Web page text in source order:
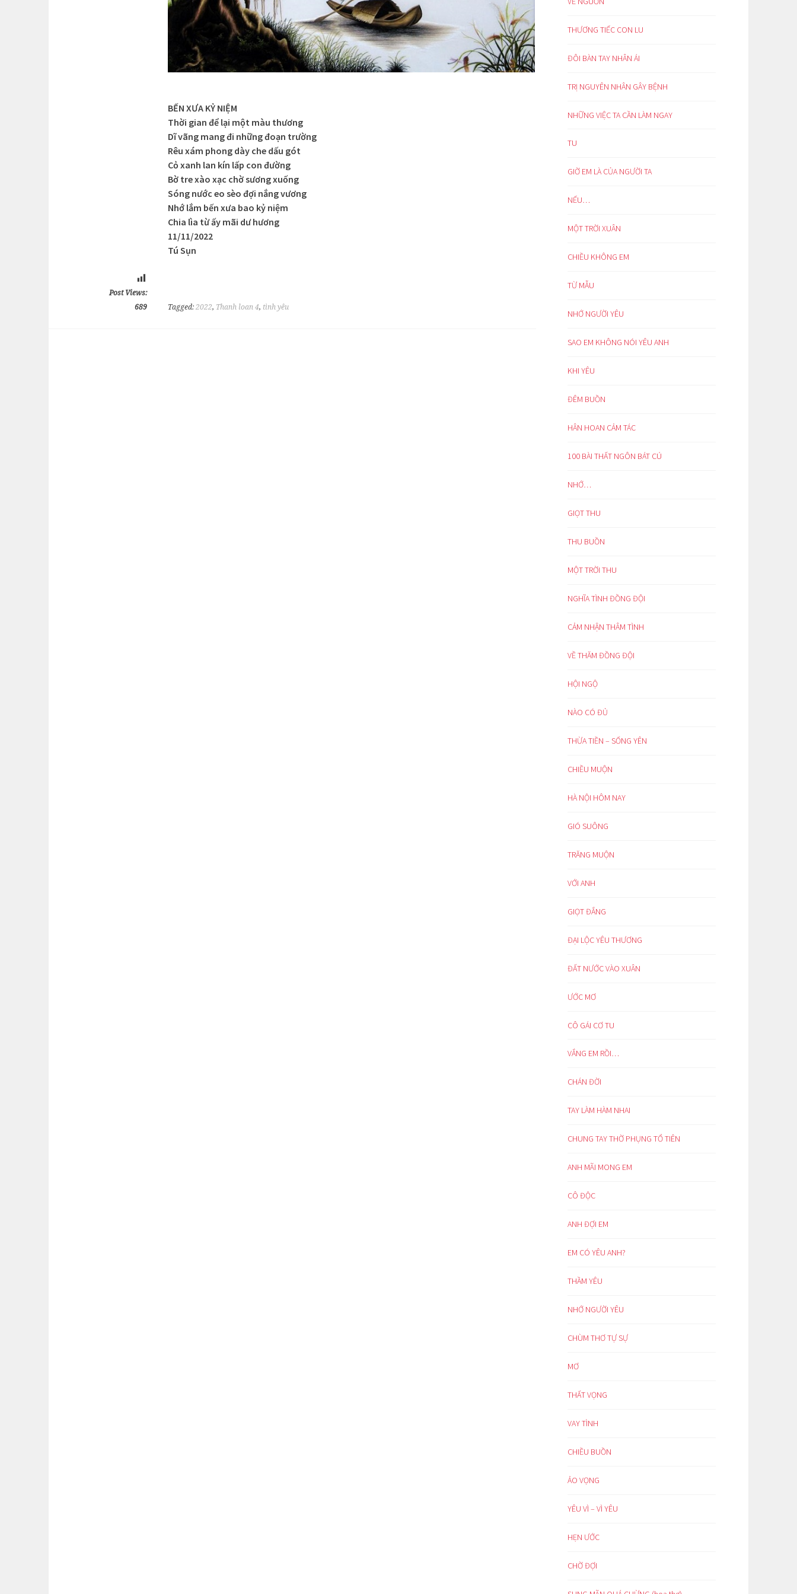
BẾN XƯA KỶ NIỆM
Thời gian để lại một màu thương
Dĩ vãng mang đi những đoạn trường
Rêu xám phong dày che dấu gót
Cỏ xanh lan kín lấp con đường
Bờ tre xào xạc chờ sương xuống
Sóng nước eo sèo đợi nắng vương
Nhớ lắm bến xưa bao kỷ niệm
Chia lìa từ ấy mãi dư hương
11/11/2022
Tú Sụn
Post Views:
689
Tagged: 2022, Thanh loan 4, tình yêu
THƯƠNG TIẾC CON LU
ĐÔI BÀN TAY NHÂN ÁI
TRỊ NGUYÊN NHÂN GÂY BỆNH
NHỮNG VIỆC TA CẦN LÀM NGAY
TU
GIỜ EM LÀ CỦA NGƯỜI TA
NẾU…
MỘT TRỜI XUÂN
CHIỀU KHÔNG EM
TỪ MẪU
NHỚ NGƯỜI YÊU
SAO EM KHÔNG NÓI YÊU ANH
KHI YÊU
ĐÊM BUỒN
HÂN HOAN CẢM TÁC
100 BÀI THẤT NGÔN BÁT CÚ
NHỚ…
GIỌT THU
THU BUỒN
MỘT TRỜI THU
NGHĨA TÌNH ĐỒNG ĐỘI
CẢM NHẬN THÂM TÌNH
VỀ THĂM ĐỒNG ĐỘI
HỘI NGỘ
NÀO CÓ ĐỦ
THỪA TIỀN – SỐNG YÊN
CHIỀU MUỘN
HÀ NỘI HÔM NAY
GIÓ SUÔNG
TRĂNG MUỘN
VỚI ANH
GIỌT ĐẮNG
ĐẠI LỘC YÊU THƯƠNG
ĐẤT NƯỚC VÀO XUÂN
ƯỚC MƠ
CÔ GÁI CƠ TU
VẮNG EM RỒI…
CHÁN ĐỜI
TAY LÀM HÀM NHAI
CHUNG TAY THỜ PHỤNG TỔ TIÊN
ANH MÃI MONG EM
CÔ ĐỘC
ANH ĐỢI EM
EM CÓ YÊU ANH?
THẦM YÊU
NHỚ NGƯỜI YÊU
CHÙM THƠ TỰ SỰ
MƠ
THẤT VỌNG
VAY TÌNH
CHIỀU BUỒN
ẢO VỌNG
YÊU VÌ – VÌ YÊU
HẸN ƯỚC
CHỜ ĐỢI